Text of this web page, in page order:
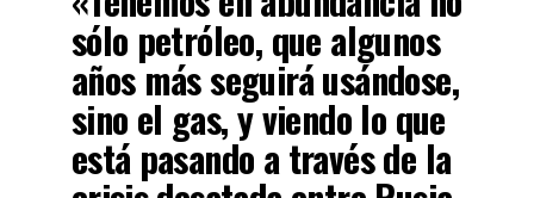
sólo petróleo, que algunos
años más seguirá usándose,
sino el gas, y viendo lo que
está pasando a través de la